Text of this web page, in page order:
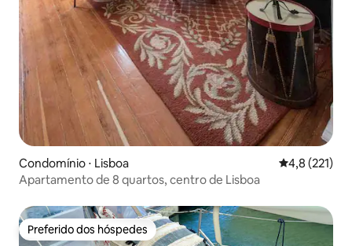
Condomínio ⋅ Lisboa 4,8 de uma
4,8 (221)
Apartamento de 8 quartos, centro de Lisboa
Preferido dos hóspedes
Preferido dos hóspedes